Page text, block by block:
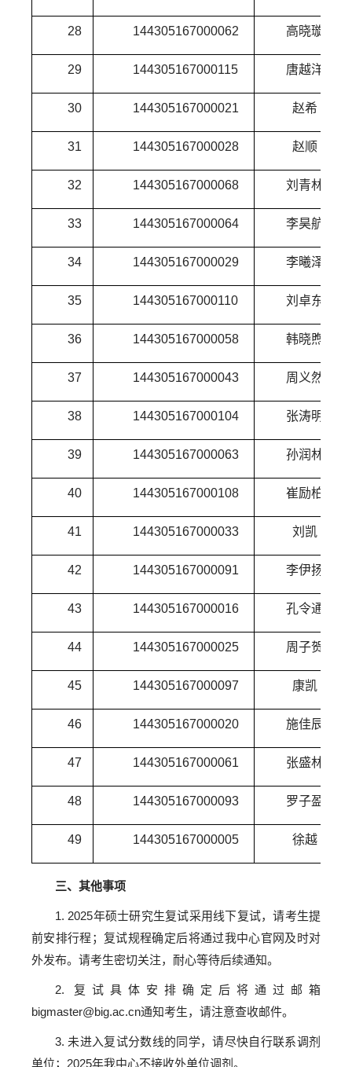
28 144305167000062 高晓璇
29 144305167000115 唐越洋
30 144305167000021 赵希
31 144305167000028 赵顺
32 144305167000068 刘青林
33 144305167000064 李昊航
34 144305167000029 李曦泽
35 144305167000110 刘卓东
36 144305167000058 韩晓煦
37 144305167000043 周义然
38 144305167000104 张涛明
39 144305167000063 孙润林
40 144305167000108 崔励柏
41 144305167000033 刘凯
42 144305167000091 李伊扬
43 144305167000016 孔令通
44 144305167000025 周子贺
45 144305167000097 康凯
46 144305167000020 施佳辰
47 144305167000061 张盛林
48 144305167000093 罗子盈
49 144305167000005 徐越
三、其他事项
1. 2025年硕士研究生复试采用线下复试，请考生提
前安排行程；复试规程确定后将通过我中心官网及时对
外发布。请考生密切关注，耐心等待后续通知。
2. 复试具体安排确定后将通过邮箱
bigmaster@big.ac.cn通知考生，请注意查收邮件。
3. 未进入复试分数线的同学，请尽快自行联系调剂
单位；2025年我中心不接收外单位调剂。